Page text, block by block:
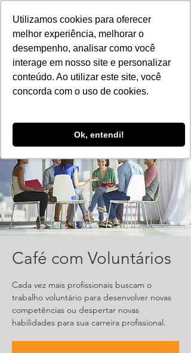
Utilizamos cookies para oferecer
melhor experiência, melhorar o
desempenho, analisar como você
interage em nosso site e personalizar
conteúdo. Ao utilizar este site, você
concorda com o uso de cookies.
Ok, entendi!
Café com Voluntários
Cada vez mais profissionais buscam o
trabalho voluntário para desenvolver novas
competências ou despertar novas
habilidades para sua carreira profissional.